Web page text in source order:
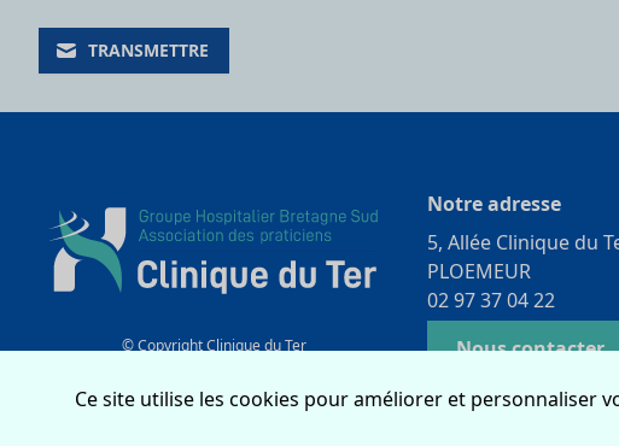
TRANSMETTRE
© Copyright Clinique du Ter
Notre adresse
5, Allée Clinique du
PLOEMEUR
02 97 37 04 22
Nous contacter
Ce site utilise les cookies pour améliorer et personnaliser